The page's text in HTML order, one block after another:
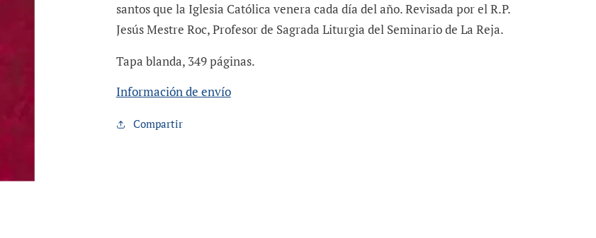
santos que la Iglesia Católica venera cada día del año. Revisada por el R.P.
Jesús Mestre Roc, Profesor de Sagrada Liturgia del Seminario de La Reja.
Tapa blanda, 349 páginas.
Información de envío
Compartir